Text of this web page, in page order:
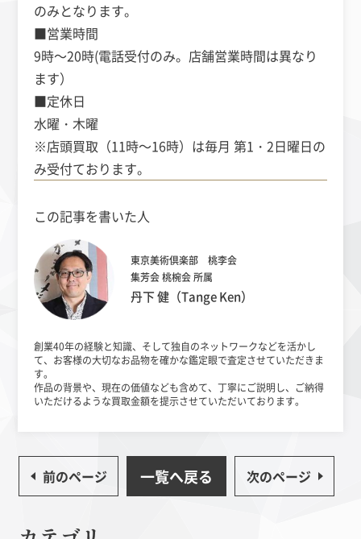
のみとなります。
■営業時間
9時～20時(電話受付のみ。店舗営業時間は異なり
ます）
■定休日
水曜・木曜
※店頭買取（11時～16時）は毎月 第1・2日曜日の
み受付ております。
この記事を書いた人
東京美術倶楽部 桃李会
集芳会 桃椀会 所属
丹下 健（Tange Ken）
創業40年の経験と知識、そして独自のネットワークなどを活かし
て、 お客様の大切なお品物を確かな鑑定眼で査定させていただきま
す。
作品の背景や、現在の価値なども含めて、丁寧にご説明し、 ご納得
いただけるような買取金額を提示させていただいております。
前のページ 一覧へ戻る 次のページ